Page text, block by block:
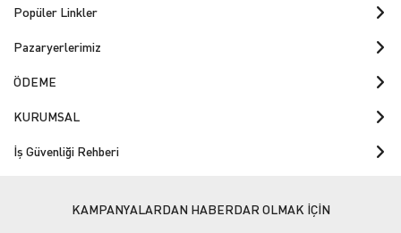
Popüler Linkler
Pazaryerlerimiz
ÖDEME
KURUMSAL
İş Güvenliği Rehberi
KAMPANYALARDAN HABERDAR OLMAK İÇİN